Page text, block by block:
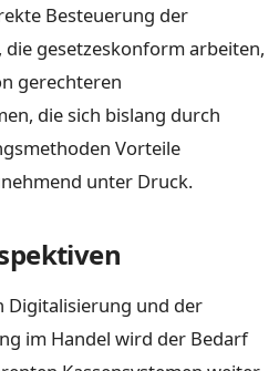
Besteuerung der
gesetzeskonform arbeiten,
gerechteren
die sich bislang durch
Vorteile
unter Druck.
und der
im Handel wird der Bedarf